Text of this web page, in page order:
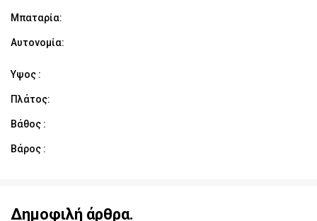
Μπαταρία:
Αυτονομία:
Υψος :
Πλάτος:
Βάθος :
Βάρος :
Δημοφιλή άρθρα.